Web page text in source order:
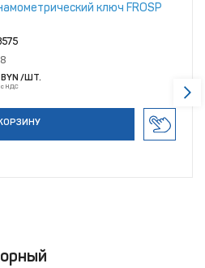
ключ FROSP
BYN /ШТ.
с НДС